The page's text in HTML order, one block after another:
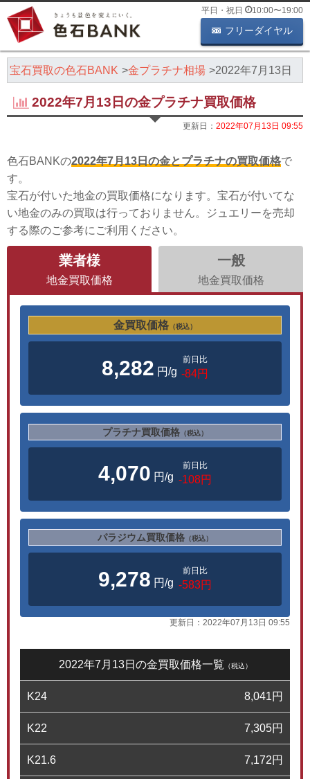
平日・祝日 10:00〜19:00
フリーダイヤル
宝石買取の色石BANK 金プラチナ相場 2022年7月13日
2022年7月13日の金プラチナ買取価格
更新日： 2022年07月13日 09:55
色石BANKの2022年7月13日の金とプラチナの買取価格で
す。
宝石が付いた地金の買取価格になります。宝石が付いてな
い地金のみの買取は行っておりません。ジュエリーを売却
する際のご参考にご利用ください。
業者様
地金買取価格
一般
地金買取価格
金買取価格 （税込）
8,282 円/g
前日比
-84円
プラチナ買取価格 （税込）
4,070 円/g
前日比
-108円
パラジウム買取価格 （税込）
9,278 円/g
前日比
-583円
更新日： 2022年07月13日 09:55
2022年7月13日の金買取価格一覧 （税込）
K24 8,041円
K22 7,305円
K21.6 7,172円